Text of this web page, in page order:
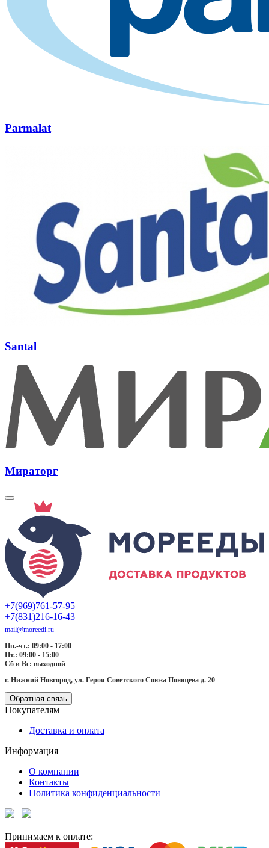
Parmalat
Santal
Мираторг
+7(969)761-57-95
+7(831)216-16-43
mail@moreedi.ru
Пн.-чт.: 09:00 - 17:00
Пт.: 09:00 - 15:00
Сб и Вс: выходной
г. Нижний Новгород, ул. Героя Советского Союза Поющева д. 20
Обратная связь
Покупателям
Доставка и оплата
Информация
О компании
Контакты
Политика конфиденциальности
Принимаем к оплате: